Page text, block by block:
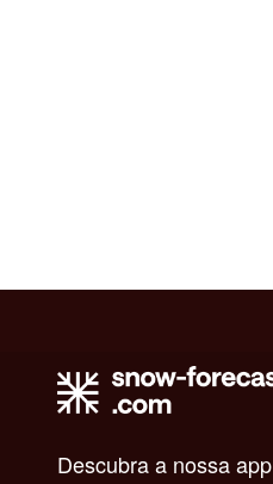
Descubra a nossa app